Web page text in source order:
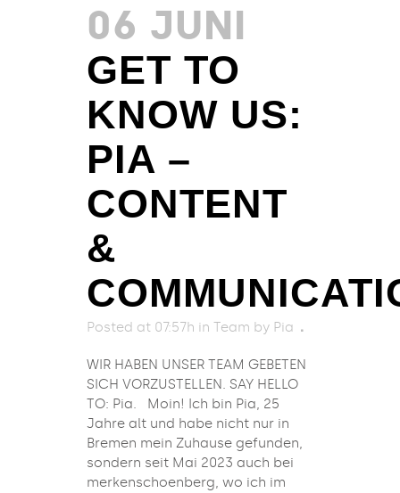
06 JUNI
GET TO
KNOW US:
PIA –
CONTENT
&
Posted at 07:57h in Team by Pia
WIR HABEN UNSER TEAM GEBETEN
SICH VORZUSTELLEN. SAY HELLO
TO: Pia. Moin! Ich bin Pia, 25
Jahre alt und habe nicht nur in
Bremen mein Zuhause gefunden,
sondern seit Mai 2023 auch bei
merkenschoenberg, wo ich im